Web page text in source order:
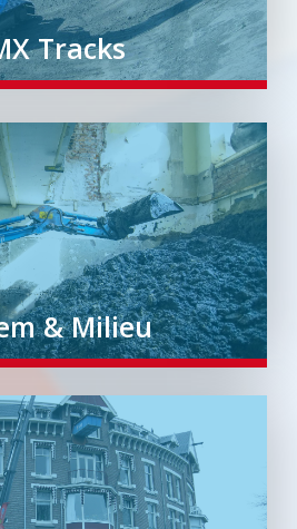
Tracks
& Milieu